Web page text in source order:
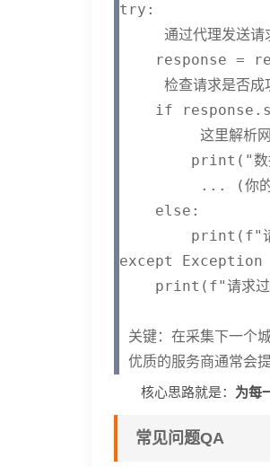
try:
通过代理发送请
response =
检查请求是否成
if
这里解析网
print("数
... (你的
    else:
print(f"
except Exception
print(f"请求过
关键：在采集下一个
核心思路就是： 为每
常见问题QA